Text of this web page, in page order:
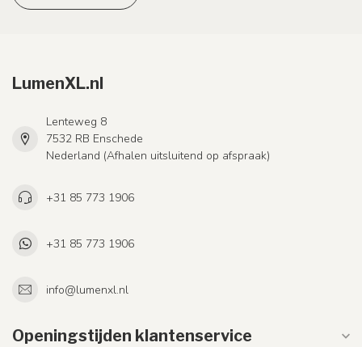
LumenXL.nl
Lenteweg 8
7532 RB Enschede
Nederland (Afhalen uitsluitend op afspraak)
+31 85 773 1906
+31 85 773 1906
info@lumenxl.nl
Openingstijden klantenservice